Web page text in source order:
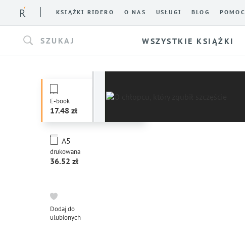
KSIĄŻKI RIDERO O NAS USŁUGI BLOG POMOC
SZUKAJ WSZYSTKIE KSIĄŻKI
E-book
17.48
drukowana
A5
36.52
Dodaj do
ulubionych